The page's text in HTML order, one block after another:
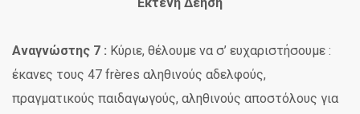
Αναγνώστης 7 : Κύριε, θέλουμε να σ’ ευχαριστήσουμε :
έκανες τους 47 frères αληθινούς αδελφούς,
πραγματικούς παιδαγωγούς, αληθινούς αποστόλους για